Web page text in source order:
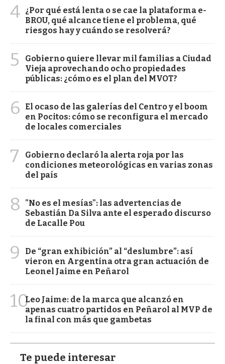
4 ¿Por qué está lenta o se cae la plataforma e-
BROU, qué alcance tiene el problema, qué
riesgos hay y cuándo se resolverá?
5
Gobierno quiere llevar mil familias a Ciudad
Vieja aprovechando ocho propiedades
públicas: ¿cómo es el plan del MVOT?
6
El ocaso de las galerías del Centro y el boom
en Pocitos: cómo se reconfigura el mercado
de locales comerciales
7
Gobierno declaró la alerta roja por las
condiciones meteorológicas en varias zonas
del país
8
"No es el mesías": las advertencias de
Sebastián Da Silva ante el esperado discurso
de Lacalle Pou
9
De “gran exhibición” al “deslumbre”: así
vieron en Argentina otra gran actuación de
Leonel Jaime en Peñarol
10Leo Jaime: de la marca que alcanzó en
apenas cuatro partidos en Peñarol al MVP de
la final con más que gambetas
Te puede interesar